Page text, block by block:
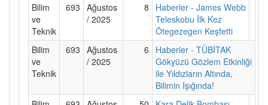
Bilim
ve
Teknik
693 Ağustos
/ 2025
8
Haberler - James Webb
Teleskobu İlk Kez
Ötegezegen Keşfetti
Bilim
ve
Teknik
693 Ağustos
/ 2025
6
Haberler - TÜBİTAK
Gökyüzü Gözlem Etkinliği
ile Yıldızların Altında,
Bilimin Işığında!